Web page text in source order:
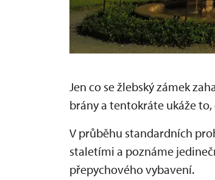
Jen co se žlebský zámek
brány a tentokráte ukáže
V průběhu standardních
staletími a poznáme
přepychového vybavení.